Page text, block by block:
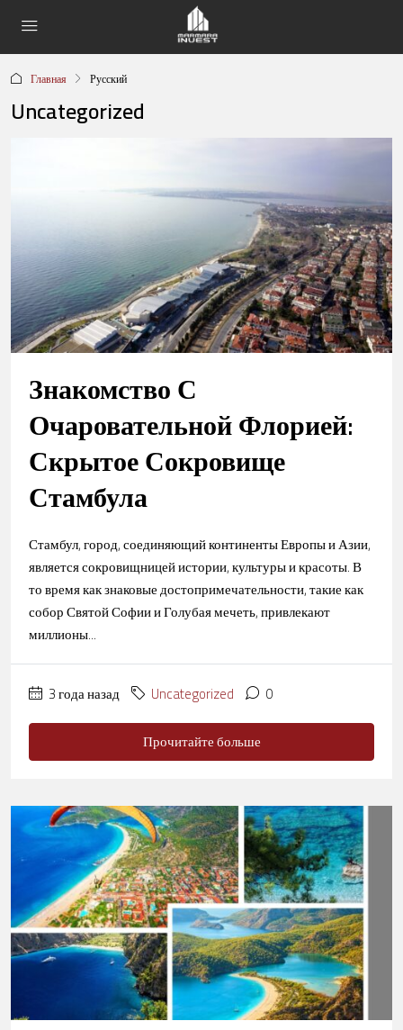
Главная Русский
Uncategorized
Знакомство С
Очаровательной Флорией:
Скрытое Сокровище
Стамбула
Стамбул, город, соединяющий континенты Европы и Азии,
является сокровищницей истории, культуры и красоты. В
то время как знаковые достопримечательности, такие как
собор Святой Софии и Голубая мечеть, привлекают
миллионы...
3 года назад Uncategorized
0
Прочитайте больше